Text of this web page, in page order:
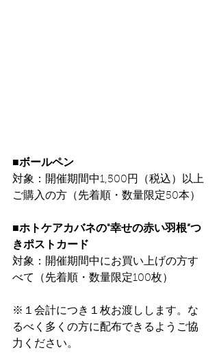
■ボールペン
対象：開催期間中1,500円（税込）以上
ご購入の方（先着順・数量限定50本）
■ホトケアカバネの"幸せの赤い羽根”つ
きポストカード
対象：開催期間中にお買い上げの方す
べて（先着順・数量限定100枚）
※１会計につき１枚お渡しします。な
るべく多くの方に配布できるようご協
力ください。